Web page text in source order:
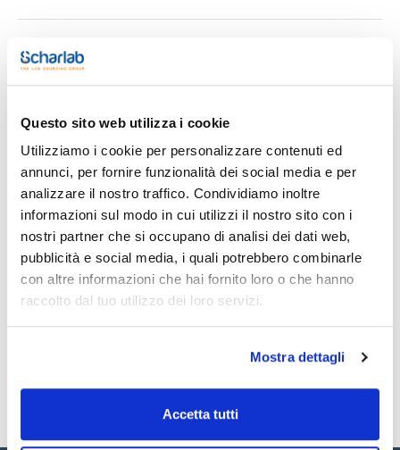
Questo sito web utilizza i cookie
Utilizziamo i cookie per personalizzare contenuti ed
annunci, per fornire funzionalità dei social media e per
analizzare il nostro traffico. Condividiamo inoltre
informazioni sul modo in cui utilizzi il nostro sito con i
nostri partner che si occupano di analisi dei dati web,
pubblicità e social media, i quali potrebbero combinarle
con altre informazioni che hai fornito loro o che hanno
raccolto dal tuo utilizzo dei loro servizi.
Mostra dettagli
Accetta tutti
Stampa pagina prodotto
Diametro bocca (mm) : 55
Materiale : HDPE
Conf. (unità) : 175
Flaconi ottagonali in PET. Corpo completamente trasparente
e infrangibile con tacche graduate.
con tacche graduate.
Tappo con sigillo di garanzia a prova di perdita.
Informazioni sull'etichetta: livello di sterilità, colore in base
alla concentrazione di tiosolfato, campi per l'inserimento
delle informazioni essenziali e codice a barre per la
Vedi di più
Documentazione tecnica
TDS / Scheda tecnica
Registrati per i download
COA
Registrati per i download
SDS / Scheda di
Sicurezza